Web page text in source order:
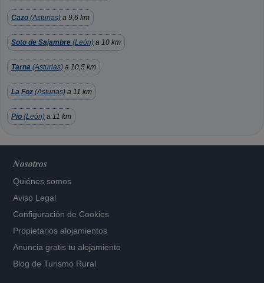
Cazo (Asturias) a 9,6 km
Soto de Sajambre (León) a 10 km
Tarna (Asturias) a 10,5 km
La Foz (Asturias) a 11 km
Pio (León) a 11 km
Nosotros
Quiénes somos
Aviso Legal
Configuración de Cookies
Propietarios alojamientos
Anuncia gratis tu alojamiento
Blog de Turismo Rural